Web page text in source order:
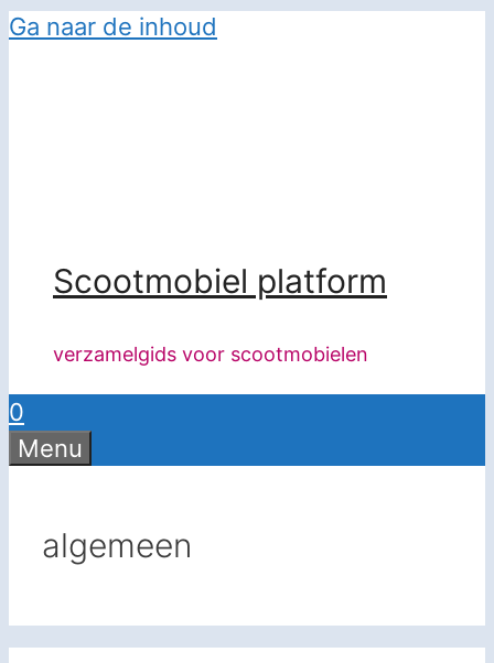
Ga naar de inhoud
Scootmobiel platform
verzamelgids voor scootmobielen
0
Menu
algemeen